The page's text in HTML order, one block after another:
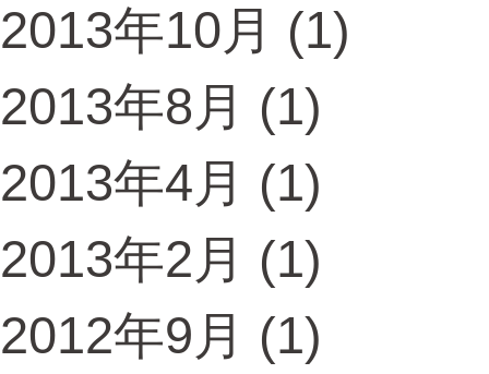
2013年10月 (1)
2013年8月 (1)
2013年4月 (1)
2013年2月 (1)
2012年9月 (1)